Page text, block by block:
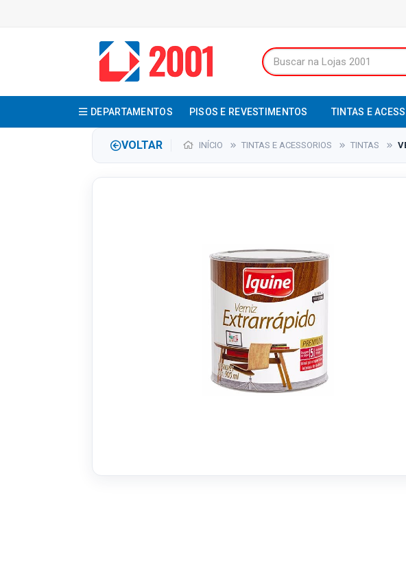
DEPARTAMENTOS PISOS E REVESTIMENTOS TINTAS E
VOLTAR INÍCIO TINTAS E ACESSORIOS TINTAS